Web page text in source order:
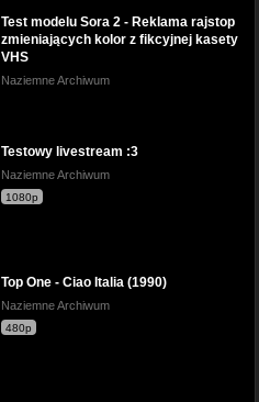
Test modelu Sora 2 - Reklama rajstop
zmieniających kolor z fikcyjnej kasety
VHS
Naziemne Archiwum
Testowy livestream :3
Naziemne Archiwum
1080p
Top One - Ciao Italia (1990)
Naziemne Archiwum
480p